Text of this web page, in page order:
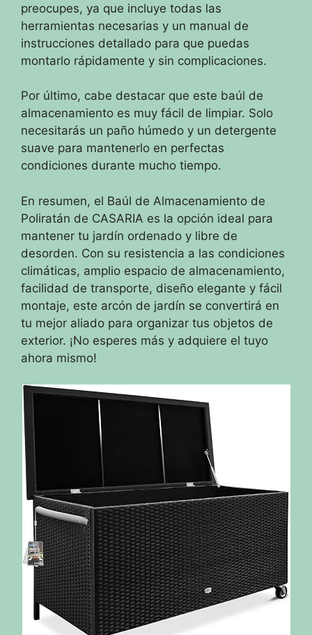
preocupes, ya que incluye todas las
herramientas necesarias y un manual de
instrucciones detallado para que puedas
montarlo rápidamente y sin complicaciones.
Por último, cabe destacar que este baúl de
almacenamiento es muy fácil de limpiar. Solo
necesitarás un paño húmedo y un detergente
suave para mantenerlo en perfectas
condiciones durante mucho tiempo.
En resumen, el Baúl de Almacenamiento de
Poliratán de CASARIA es la opción ideal para
mantener tu jardín ordenado y libre de
desorden. Con su resistencia a las condiciones
climáticas, amplio espacio de almacenamiento,
facilidad de transporte, diseño elegante y fácil
montaje, este arcón de jardín se convertirá en
tu mejor aliado para organizar tus objetos de
exterior. ¡No esperes más y adquiere el tuyo
ahora mismo!